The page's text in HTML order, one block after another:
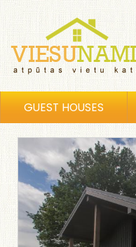
GUEST HOUSES